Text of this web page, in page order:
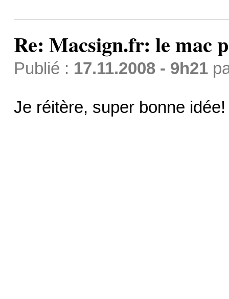
Re: Macsign.fr: le mac
Publié : 17.11.2008 - 9h21
Je réitère, super bonne